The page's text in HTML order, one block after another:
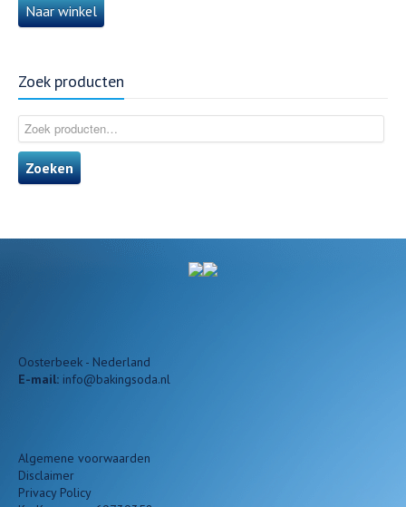
Naar winkel
Zoek producten
Zoeken
Oosterbeek - Nederland
E-mail: info@bakingsoda.nl
Algemene voorwaarden
Disclaimer
Privacy Policy